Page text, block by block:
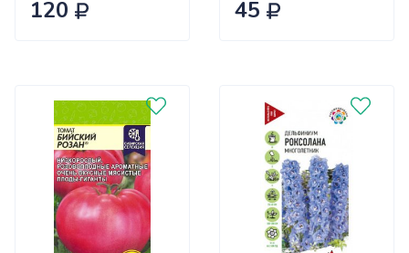
САДОВИТА
120 45